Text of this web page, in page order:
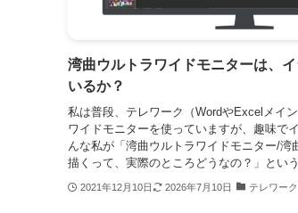
湾曲ウルトラワイドモニターは、
いるか？
私は普段、テレワーク（WordやExcelメイ
ワイドモニターを使っていますが、趣味で
んな私が「湾曲ウルトラワイドモニター/湾
描くって、実際のところどうなの？」とい
2021年12月10日 2026年7月10日 テレワーク